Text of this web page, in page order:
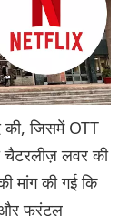
की, जिसमें OTT
चैटरलीज़ लवर की
मांग की गई कि
और फ्रंटल